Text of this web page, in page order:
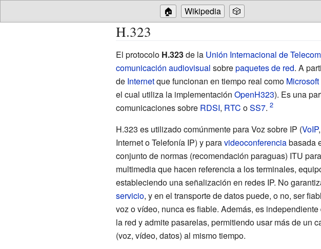
🏠 Wikipedia 🎲
H.323
El protocolo H.323de la Unión Internacional de
comunicación audiovisual sobrepaquetes de red. A
de Internetque funcionan en tiempo real como
el cual utiliza la implementación OpenH323). Es una
comunicaciones sobre RDSI, RTC oSS7.
H.323 es utilizado comúnmente para Voz sobre IP (VoIP
Internet o Telefonía IP) y paravideoconferenciabasada
conjunto de normas (recomendación paraguas) ITU
multimedia que hacen referencia a los terminales,
estableciendo una señalización en redes IP. No
servicio, y en el transporte de datos puede, o no, ser
voz o vídeo, nunca es fiable. Además, es
la red y admite pasarelas, permitiendo usar más de un
(voz, vídeo, datos) al mismo tiempo.